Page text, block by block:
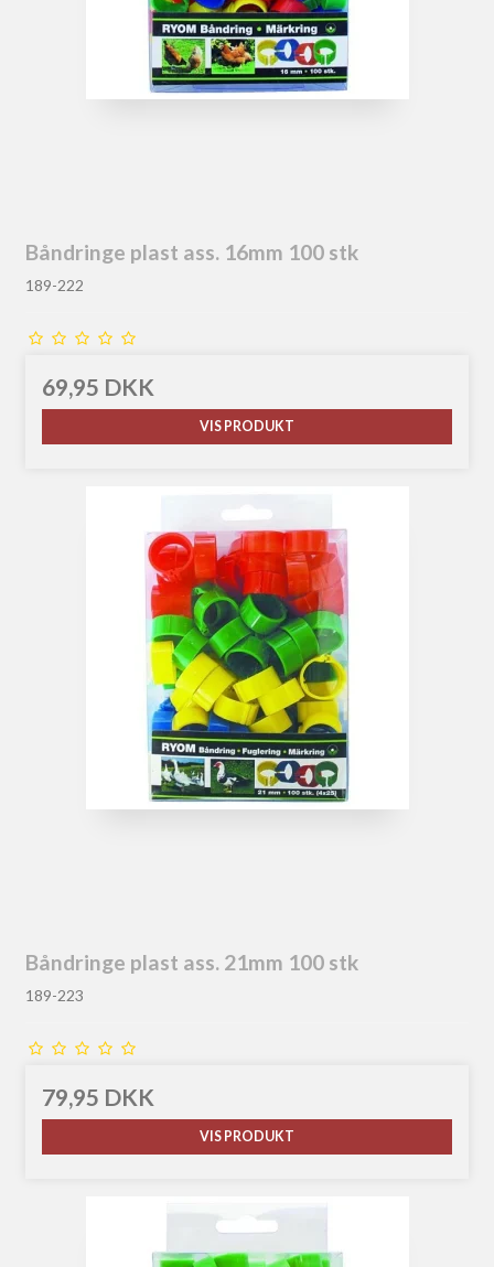
Båndringe plast ass. 16mm 100 stk
189-222
69,95 DKK
VIS PRODUKT
Båndringe plast ass. 21mm 100 stk
189-223
79,95 DKK
VIS PRODUKT